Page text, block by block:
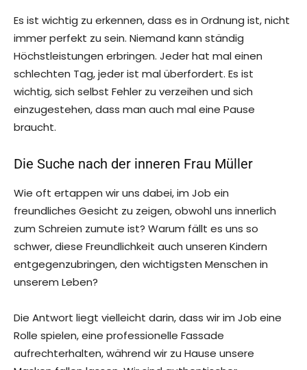
Es ist wichtig zu erkennen, dass es in Ordnung ist, nicht
immer perfekt zu sein. Niemand kann ständig
Höchstleistungen erbringen. Jeder hat mal einen
schlechten Tag, jeder ist mal überfordert. Es ist
wichtig, sich selbst Fehler zu verzeihen und sich
einzugestehen, dass man auch mal eine Pause
braucht.
Die Suche nach der inneren Frau Müller
Wie oft ertappen wir uns dabei, im Job ein
freundliches Gesicht zu zeigen, obwohl uns innerlich
zum Schreien zumute ist? Warum fällt es uns so
schwer, diese Freundlichkeit auch unseren Kindern
entgegenzubringen, den wichtigsten Menschen in
unserem Leben?
Die Antwort liegt vielleicht darin, dass wir im Job eine
Rolle spielen, eine professionelle Fassade
aufrechterhalten, während wir zu Hause unsere